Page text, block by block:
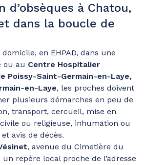
d’obsèques à Chatou,
dans la boucle de
en EHPAD, dans une
ou au Centre Hospitalier
Poissy-Saint-Germain-en-Laye,
en-Laye, les proches doivent
plusieurs démarches en peu de
transport, cercueil, mise en
ou religieuse, inhumation ou
avis de décès.
, avenue du Cimetière du
repère local proche de l’adresse